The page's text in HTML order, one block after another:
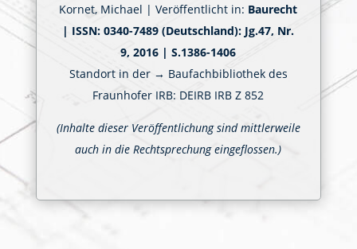
Kornet, Michael | Veröffentlicht in: Baurecht
| ISSN: 0340-7489 (Deutschland): Jg.47, Nr.
9, 2016 | S.1386-1406
Standort in der → Baufachbibliothek des
Fraunhofer IRB: DEIRB IRB Z 852
(Inhalte dieser Veröffentlichung sind mittlerweile
auch in die Rechtsprechung eingeflossen.)